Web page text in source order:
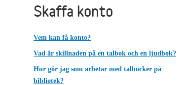
Skaffa konto
Vem kan få konto?
Vad är skillnaden på en talbok och en ljudbok?
Hur gör jag som arbetar med talböcker på
bibliotek?